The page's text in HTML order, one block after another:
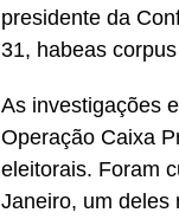
presidente da
31, habeas
As investigações
Operação Caixa
eleitorais. Foram
Janeiro, um deles